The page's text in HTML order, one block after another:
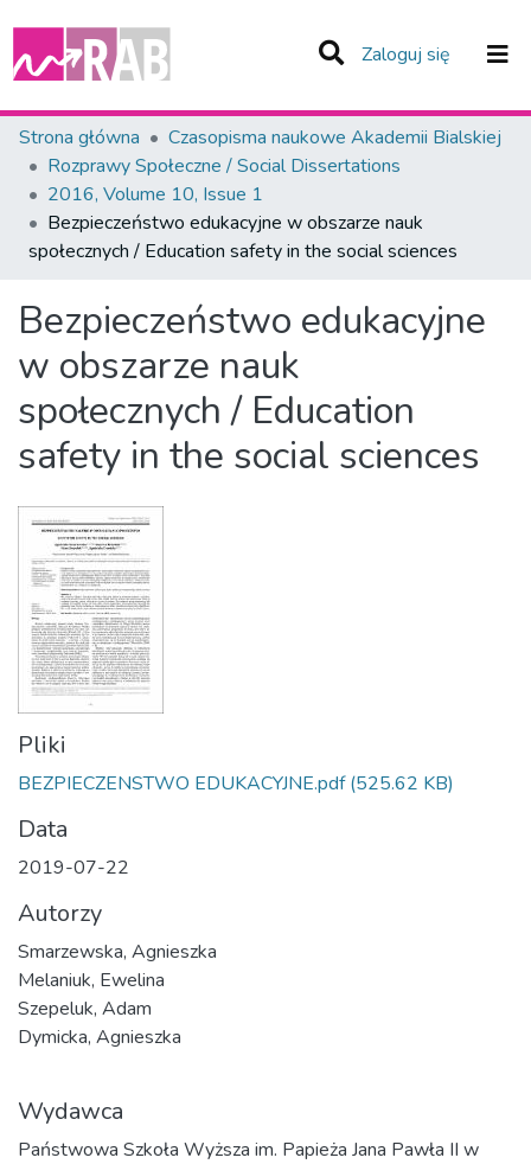
Zaloguj się (current)
Zespoły i Kolekcje
Statystyka
Całe Repozytorium
Strona główna
Czasopisma naukowe Akademii Bialskiej
Rozprawy Społeczne / Social Dissertations
2016, Volume 10, Issue 1
Bezpieczeństwo edukacyjne w obszarze nauk
społecznych / Education safety in the social sciences
Bezpieczeństwo edukacyjne
w obszarze nauk
społecznych / Education
safety in the social sciences
Pliki
BEZPIECZENSTWO EDUKACYJNE.pdf (525.62 KB)
Data
2019-07-22
Autorzy
Smarzewska, Agnieszka
Melaniuk, Ewelina
Szepeluk, Adam
Dymicka, Agnieszka
Wydawca
Państwowa Szkoła Wyższa im. Papieża Jana Pawła II w